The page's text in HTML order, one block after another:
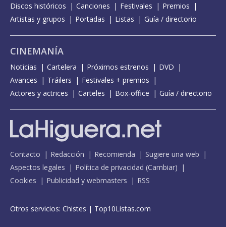
Discos históricos
Canciones Festivales
Premios
Artistas y grupos
Portadas Listas Guía / directorio
CINEMANÍA
Noticias Cartelera Próximos estrenos
DVD
Avances
Tráilers
Festivales + premios
Actores y actrices
Carteles Box-office Guía / directorio
Contacto Redacción Recomienda
Sugiere una web
Aspectos legales
Política de privacidad (Cambiar)
Cookies
Publicidad y webmasters RSS
Otros servicios: Chistes | Top10Listas.com